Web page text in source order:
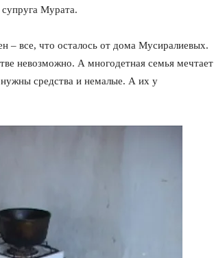
Мурата.
– все, что осталось от дома Мусиралиевых.
невозможно. А многодетная семья мечтает
средства и немалые. А их у